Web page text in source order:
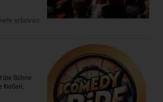
erfahren
die Bühne
fließen,